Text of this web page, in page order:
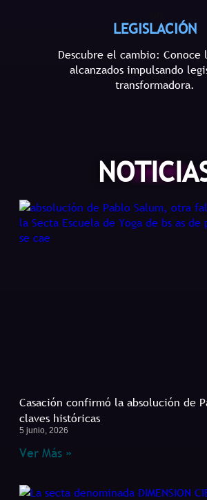
LEGISLACIÓN
Descubre el cambio: Conoce
alcanzados impulsando
transformadora.
Casación confirmó la absolución de
claves históricas
5 junio, 2026
Ver Más »